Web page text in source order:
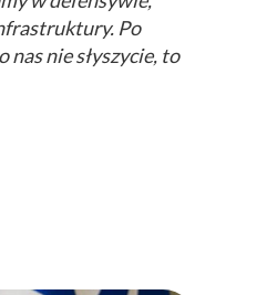
Po
nas nie słyszycie, to